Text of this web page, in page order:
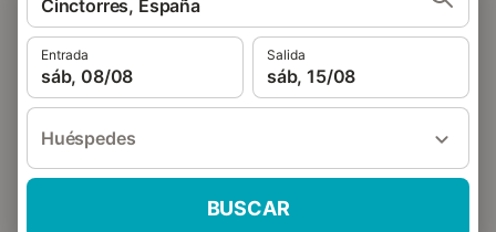
Cinctorres, España
Entrada
sáb, 08/08
Salida
sáb, 15/08
Huéspedes
BUSCAR